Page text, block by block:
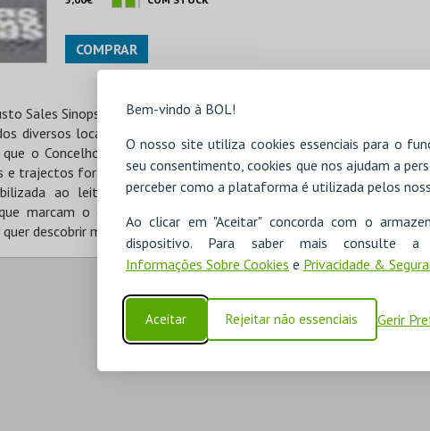
Bem-vindo à BOL!
O nosso site utiliza cookies essenciais para o
seu consentimento, cookies que nos ajudam a
perceber como a plataforma é utilizada pelos
Ao clicar em "Aceitar" concorda com o
dispositivo. Para saber mais consulte
Informações Sobre Cookies e Privacidade &
Aceitar Rejeitar não essenciais Gerir
COMPRAR
Sales Sinopse: Além de uma resenha histórica relativa à cidade de
diversos locais de interesse na Cidade, bem como alguns
o Concelho tem para visitar. Neste âmbito, registe-se que
e trajectos foram visitados e percorridos de modo a certificar-se a
ao leitor. O Roteiro Turístico de Torres Vedras
marcam o calendário do Concelho e informações úteis (como
descobrir mais sobre a identidade torriense. Data de edição: